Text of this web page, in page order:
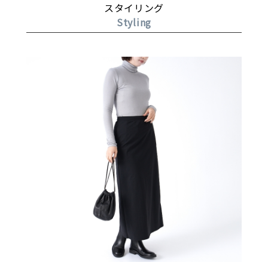
スタイリング
Styling